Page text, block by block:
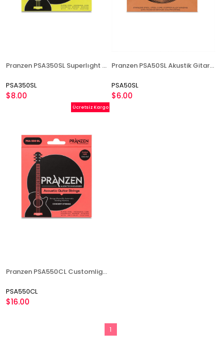
Pranzen PSA350SL Superlıght Akustik Gitar Teli
PSA350SL
$8.00
Pranzen PSA50SL Akustik Gitar Teli
PSA50SL
$6.00
Pranzen PSA550CL Customlight Akustik Gitar Teli
PSA550CL
$16.00
Ücretsiz Kargo
1